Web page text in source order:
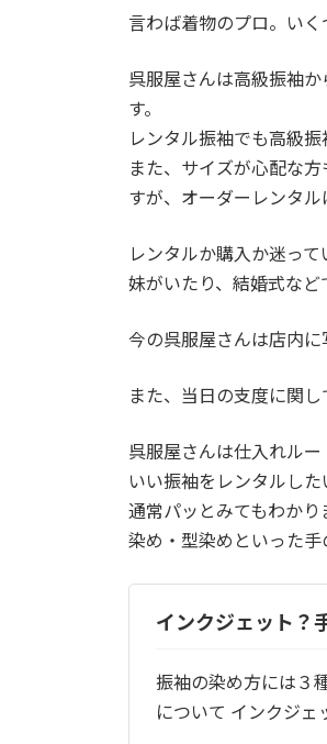
言わば着物のプロ。いく
呉服屋さんは高級振袖
す。
レンタル振袖でも高級
また、サイズが心配な
すが、オーダーレンタル
レンタルか購入か迷っ
妹がいたり、結婚式など
今の呉服屋さんは店内に
また、当日の支度に関
呉服屋さんは仕入れルー
いい振袖をレンタルした
通常パッとみてもわか
染め・型染めといった手
インクジェット？
振袖の染め方には３
について インクジェ